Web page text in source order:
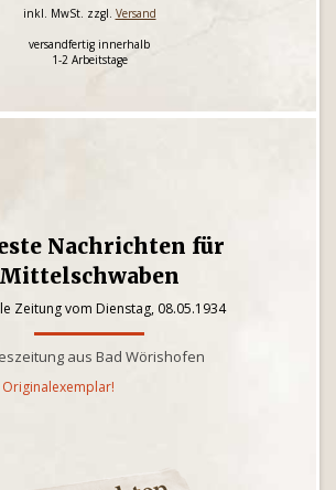
inkl. MwSt. zzgl. Versand
versandfertig innerhalb
1-2 Arbeitstage
Nachrichten für
Mittelschwaben
Zeitung vom Dienstag, 08.05.1934
aus Bad Wörishofen